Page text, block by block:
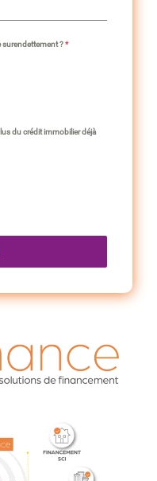
surendettement ?*
du crédit immobilier déjà